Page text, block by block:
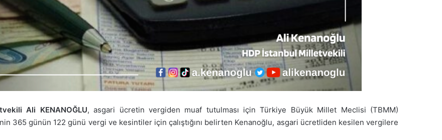
Ali KENANOĞLU, asgari ücretin vergiden muaf tutulması için Türkiye Büyük Millet Meclisi (TBMM)
365 günün 122 günü vergi ve kesintiler için çalıştığını belirten Kenanoğlu, asgari ücretliden kesilen vergilere